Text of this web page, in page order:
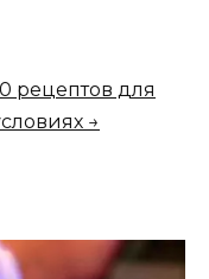
рецептов для
→